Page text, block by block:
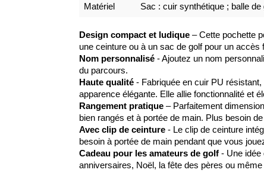
Matériel Sac : cuir synthétique ; balle
Design compact et ludique – Cette pochette
une ceinture ou à un sac de golf pour un
Nom personnalisé - Ajoutez un nom
du parcours.
Haute qualité - Fabriquée en cuir PU
apparence élégante. Elle allie fonctionnalité et
Rangement pratique – Parfaitement
bien rangés et à portée de main. Plus besoin
Avec clip de ceinture - Le clip de ceinture
besoin à portée de main pendant que vous
Cadeau pour les amateurs de golf - Une idée
anniversaires, Noël, la fête des pères ou